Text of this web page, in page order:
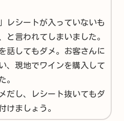
レシートが入っていないも
と言われてしまいました。
話してもダメ。お客さんに
、現地でワインを購入して
。
だし、レシート抜いてもダ
けましょう。